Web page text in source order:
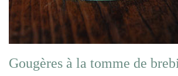
Gougères à la tomme de